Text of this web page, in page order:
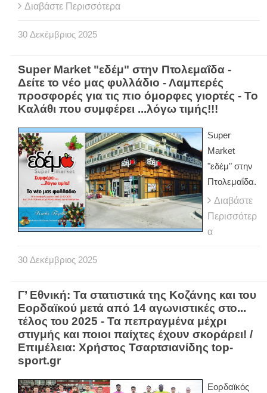
Διαβάστε Περισσότερα
30 Δεκέμβριος 2025
Super Market "εδέμ" στην Πτολεμαΐδα -
Δείτε το νέο μας φυλλάδιο - Λαμπερές
προσφορές για τις πιο όμορφες γιορτές - Το
Καλάθι που συμφέρει ...λόγω τιμής!!!
Super
Market
"εδέμ" στην
Πτολεμαΐδα.
Διαβάστε
Περισσότερ
α
30 Δεκέμβριος 2025
Γ’ Εθνική: Τα στατιστικά της Κοζάνης και του
Εορδαϊκού μετά από 14 αγωνιστικές στο...
τέλος του 2025 - Τα πεπραγμένα μέχρι
στιγμής και ποιοι παίχτες έχουν σκοράρει! /
Επιμέλεια: Χρήστος Τσαρτσιανίδης top-
sport.gr
Εορδαϊκός